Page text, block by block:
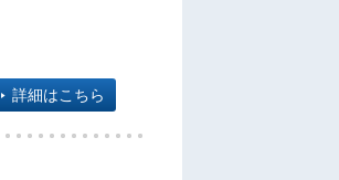
詳細はこちら